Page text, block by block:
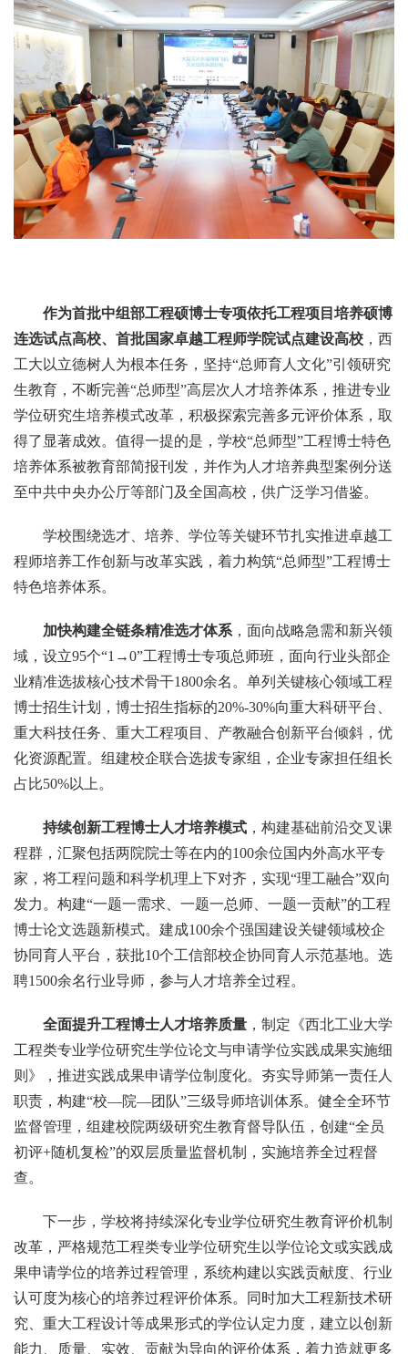
作为首批中组部工程硕博士专项依托工程项目培养硕博
连选试点高校、首批国家卓越工程师学院试点建设高校 ，西
工大以立德树人为根本任务，坚持“总师育人文化”引领研究
生教育，不断完善“总师型”高层次人才培养体系，推进专业
学位研究生培养模式改革，积极探索完善多元评价体系，取
得了显著成效。值得一提的是，学校“总师型”工程博士特色
培养体系被教育部简报刊发，并作为人才培养典型案例分送
至中共中央办公厅等部门及全国高校，供广泛学习借鉴。
学校围绕选才、培养、学位等关键环节扎实推进卓越工
程师培养工作创新与改革实践，着力构筑“总师型”工程博士
特色培养体系。
加快构建全链条精准选才体系 ，面向战略急需和新兴领
域，设立95个“1→0”工程博士专项总师班，面向行业头部企
业精准选拔核心技术骨干1800余名。单列关键核心领域工程
博士招生计划，博士招生指标的20%-30%向重大科研平台、
重大科技任务、重大工程项目、产教融合创新平台倾斜，优
化资源配置。组建校企联合选拔专家组，企业专家担任组长
占比50%以上。
持续创新工程博士人才培养模式 ，构建基础前沿交叉课
程群，汇聚包括两院院士等在内的100余位国内外高水平专
家，将工程问题和科学机理上下对齐，实现“理工融合”双向
发力。构建“一题一需求、一题一总师、一题一贡献”的工程
博士论文选题新模式。建成100余个强国建设关键领域校企
协同育人平台，获批10个工信部校企协同育人示范基地。选
聘1500余名行业导师，参与人才培养全过程。
全面提升工程博士人才培养质量 ，制定《西北工业大学
工程类专业学位研究生学位论文与申请学位实践成果实施细
则》，推进实践成果申请学位制度化。夯实导师第一责任人
职责，构建“校—院—团队”三级导师培训体系。健全全环节
监督管理，组建校院两级研究生教育督导队伍，创建“全员
初评+随机复检”的双层质量监督机制，实施培养全过程督
查。
下一步，学校将持续深化专业学位研究生教育评价机制
改革，严格规范工程类专业学位研究生以学位论文或实践成
果申请学位的培养过程管理，系统构建以实践贡献度、行业
认可度为核心的培养过程评价体系。同时加大工程新技术研
究、重大工程设计等成果形式的学位认定力度，建立以创新
能力、质量、实效、贡献为导向的评价体系，着力造就更多